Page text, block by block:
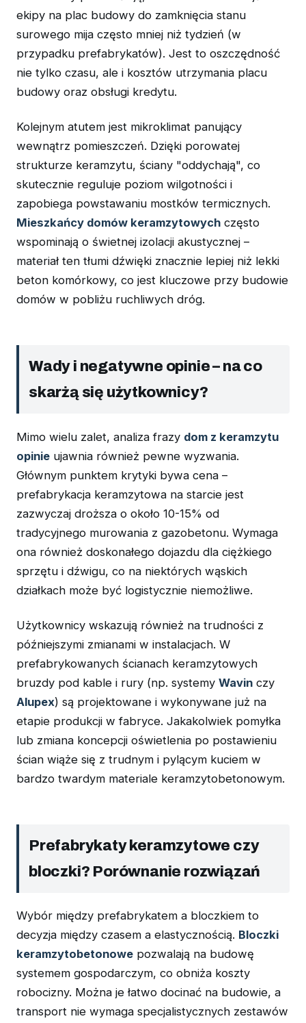
ekipy na plac budowy do zamknięcia stanu
surowego mija często mniej niż tydzień (w
przypadku prefabrykatów). Jest to oszczędność
nie tylko czasu, ale i kosztów utrzymania placu
budowy oraz obsługi kredytu.
Kolejnym atutem jest mikroklimat panujący
wewnątrz pomieszczeń. Dzięki porowatej
strukturze keramzytu, ściany "oddychają", co
skutecznie reguluje poziom wilgotności i
zapobiega powstawaniu mostków termicznych.
Mieszkańcy domów keramzytowych często
wspominają o świetnej izolacji akustycznej –
materiał ten tłumi dźwięki znacznie lepiej niż lekki
beton komórkowy, co jest kluczowe przy budowie
domów w pobliżu ruchliwych dróg.
Wady i negatywne opinie – na co
skarżą się użytkownicy?
Mimo wielu zalet, analiza frazy dom z keramzytu
opinie ujawnia również pewne wyzwania.
Głównym punktem krytyki bywa cena –
prefabrykacja keramzytowa na starcie jest
zazwyczaj droższa o około 10-15% od
tradycyjnego murowania z gazobetonu. Wymaga
ona również doskonałego dojazdu dla ciężkiego
sprzętu i dźwigu, co na niektórych wąskich
działkach może być logistycznie niemożliwe.
Użytkownicy wskazują również na trudności z
późniejszymi zmianami w instalacjach. W
prefabrykowanych ścianach keramzytowych
bruzdy pod kable i rury (np. systemy Wavin czy
Alupex) są projektowane i wykonywane już na
etapie produkcji w fabryce. Jakakolwiek pomyłka
lub zmiana koncepcji oświetlenia po postawieniu
ścian wiąże się z trudnym i pylącym kuciem w
bardzo twardym materiale keramzytobetonowym.
Prefabrykaty keramzytowe czy
bloczki? Porównanie rozwiązań
Wybór między prefabrykatem a bloczkiem to
decyzja między czasem a elastycznością. Bloczki
keramzytobetonowe pozwalają na budowę
systemem gospodarczym, co obniża koszty
robocizny. Można je łatwo docinać na budowie, a
transport nie wymaga specjalistycznych zestawów